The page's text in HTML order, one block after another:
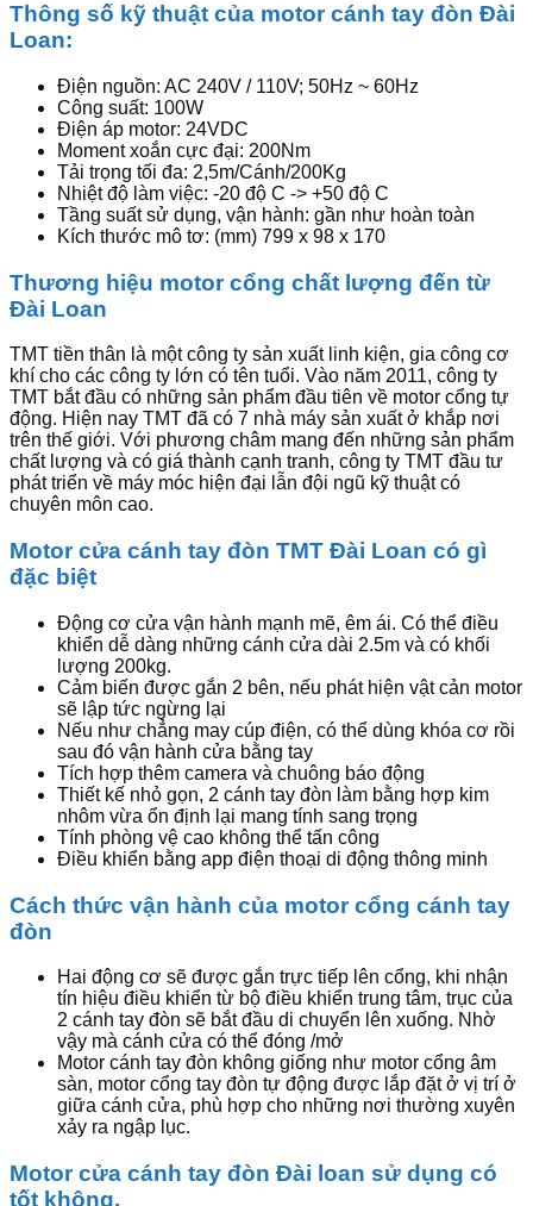
Thông số kỹ thuật của motor cánh tay đòn Đài
Loan:
Điện nguồn: AC 240V / 110V; 50Hz ~ 60Hz
Công suất: 100W
Điện áp motor: 24VDC
Moment xoắn cực đại: 200Nm
Tải trọng tối đa: 2,5m/Cánh/200Kg
Nhiệt độ làm việc: -20 độ C -> +50 độ C
Tầng suất sử dụng, vận hành: gần như hoàn toàn
Kích thước mô tơ: (mm) 799 x 98 x 170
Thương hiệu motor cổng chất lượng đến từ
Đài Loan
TMT tiền thân là một công ty sản xuất linh kiện, gia công cơ
khí cho các công ty lớn có tên tuổi. Vào năm 2011, công ty
TMT bắt đầu có những sản phẩm đầu tiên về motor cổng tự
động. Hiện nay TMT đã có 7 nhà máy sản xuất ở khắp nơi
trên thế giới. Với phương châm mang đến những sản phẩm
chất lượng và có giá thành cạnh tranh, công ty TMT đầu tư
phát triển về máy móc hiện đại lẫn đội ngũ kỹ thuật có
chuyên môn cao.
Motor cửa cánh tay đòn TMT Đài Loan có gì
đặc biệt
Động cơ cửa vận hành mạnh mẽ, êm ái. Có thể điều
khiển dễ dàng những cánh cửa dài 2.5m và có khối
lượng 200kg.
Cảm biến được gắn 2 bên, nếu phát hiện vật cản motor
sẽ lập tức ngừng lại
Nếu như chẳng may cúp điện, có thể dùng khóa cơ rồi
sau đó vận hành cửa bằng tay
Tích hợp thêm camera và chuông báo động
Thiết kế nhỏ gọn, 2 cánh tay đòn làm bằng hợp kim
nhôm vừa ổn định lại mang tính sang trọng
Tính phòng vệ cao không thể tấn công
Điều khiển bằng app điện thoại di động thông minh
Cách thức vận hành của motor cổng cánh tay
đòn
Hai động cơ sẽ được gắn trực tiếp lên cổng, khi nhận
tín hiệu điều khiển từ bộ điều khiển trung tâm, trục của
2 cánh tay đòn sẽ bắt đầu di chuyển lên xuống. Nhờ
vậy mà cánh cửa có thể đóng /mở
Motor cánh tay đòn không giống như motor cổng âm
sàn, motor cổng tay đòn tự động được lắp đặt ở vị trí ở
giữa cánh cửa, phù hợp cho những nơi thường xuyên
xảy ra ngập lục.
Motor cửa cánh tay đòn Đài loan sử dụng có
tốt không.